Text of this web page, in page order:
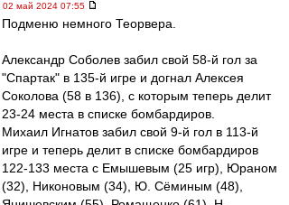
02 май 2024 07:55
Подменю немного Теорвера.
Александр Соболев забил свой 58-й гол за
"Спартак" в 135-й игре и догнал Алексея
Соколова (58 в 136), с которым теперь делит
23-24 места в списке бомбардиров.
Михаил Игнатов забил свой 9-й гол в 113-й
игре и теперь делит в списке бомбардиров
122-133 места с Емышевым (25 игр), Юраном
(32), Никоновым (34), Ю. Сёминым (48),